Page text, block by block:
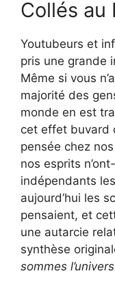
Collés au
Youtubeurs et
pris une grande
Même si vous
majorité des
monde en est
cet effet buvard
pensée chez
nos esprits
indépendants
aujourd’hui les
pensaient, et
une autarcie
synthèse
sommes